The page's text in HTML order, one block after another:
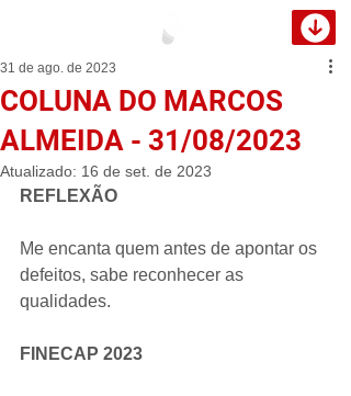
COLUNA DO MARCOS
ALMEIDA - 31/08/2023
31 de ago. de 2023
Atualizado: 16 de set. de 2023
REFLEXÃO
Me encanta quem antes de apontar os
defeitos, sabe reconhecer as
qualidades.
FINECAP 2023